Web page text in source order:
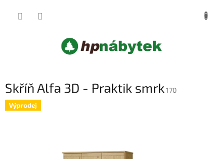
Skříň Alfa 3D - Praktik smrk 170
Výprodej